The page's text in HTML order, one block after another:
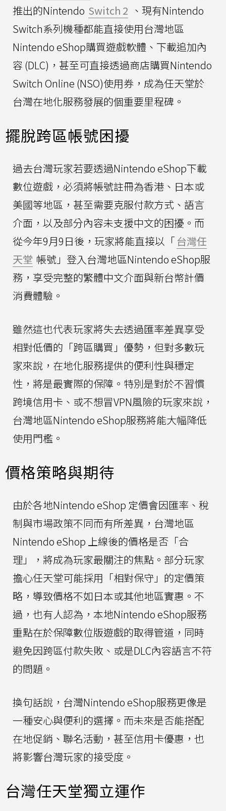
推出的Nintendo Switch 2 、現有Nintendo
Switch系列機種都能直接使用台灣地區
Nintendo eShop購買遊戲軟體、下載追加內
容 (DLC)，甚至可直接透過商店購買Nintendo
Switch Online (NSO)使用券，成為任天堂於
台灣在地化服務發展的個重要里程碑。
擺脫跨區帳號困擾
過去台灣玩家若要透過Nintendo eShop下載
數位遊戲，必須將帳號註冊為香港、日本或
美國等地區，甚至需要克服付款方式、語言
介面，以及部分內容未支援中文的困擾。而
從今年9月9日後，玩家將能直接以「台灣任
天堂 帳號」登入台灣地區Nintendo eShop服
務，享受完整的繁體中文介面與新台幣計價
消費體驗。
雖然這也代表玩家將失去透過匯率差異享受
相對低價的「跨區購買」優勢，但對多數玩
家來說，在地化服務提供的便利性與穩定
性，將是最實際的保障。特別是對於不習慣
跨境信用卡、或不想冒VPN風險的玩家來說，
台灣地區Nintendo eShop服務將能大幅降低
使用門檻。
價格策略與期待
由於各地Nintendo eShop 定價會因匯率、稅
制與市場政策不同而有所差異，台灣地區
Nintendo eShop 上線後的價格是否「合
理」，將成為玩家最關注的焦點。部分玩家
擔心任天堂可能採用「相對保守」的定價策
略，導致價格不如日本或其他地區實惠。不
過，也有人認為，本地Nintendo eShop服務
重點在於保障數位版遊戲的取得管道，同時
避免因跨區付款失敗、或是DLC內容語言不符
的問題。
換句話說，台灣Nintendo eShop服務更像是
一種安心與便利的選擇。而未來是否能搭配
在地促銷、聯名活動，甚至信用卡優惠，也
將影響台灣玩家的接受度。
台灣任天堂獨立運作